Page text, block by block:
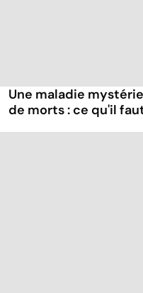
Une maladie
de morts : ce qu'il